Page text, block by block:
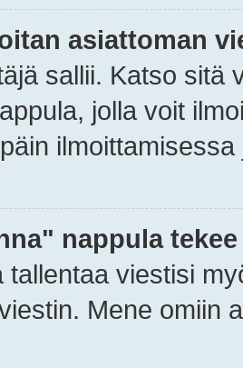
asiattoman
sallii. Katso sitä
jolla voit
nappula
tallentaa viestisi
Mene omiin